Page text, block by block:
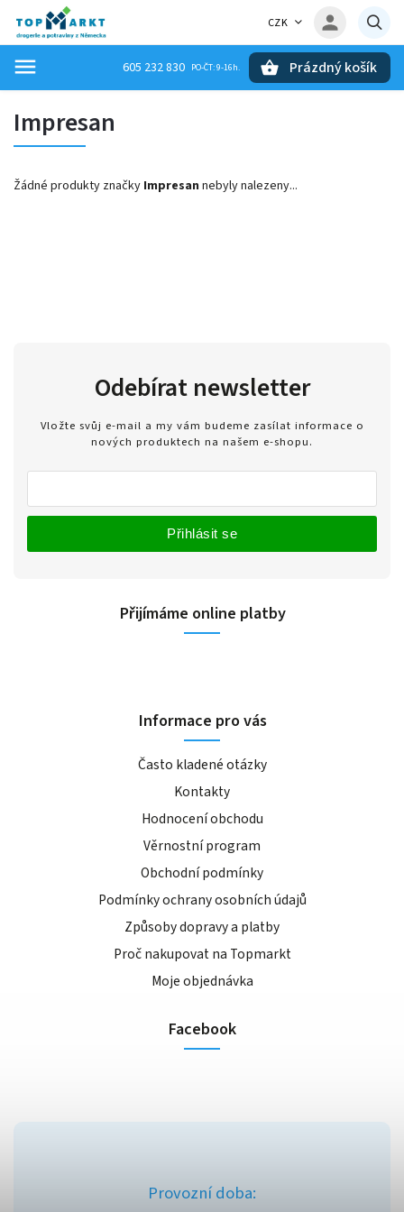
CZK
605 232 830 Prázdný košík
Impresan
Žádné produkty značky Impresan nebyly nalezeny...
Odebírat newsletter
Vložte svůj e-mail a my vám budeme zasílat informace o
nových produktech na našem e-shopu.
Přihlásit se
Přijímáme online platby
Informace pro vás
Často kladené otázky
Kontakty
Hodnocení obchodu
Věrnostní program
Obchodní podmínky
Podmínky ochrany osobních údajů
Způsoby dopravy a platby
Proč nakupovat na Topmarkt
Moje objednávka
Facebook